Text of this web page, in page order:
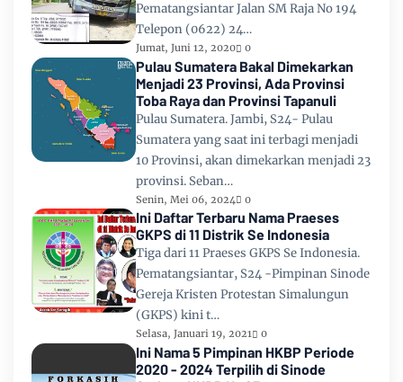
Pematangsiantar Jalan SM Raja No 194
Telepon (0622) 24…
Jumat, Juni 12, 2020 0
Pulau Sumatera Bakal Dimekarkan
Menjadi 23 Provinsi, Ada Provinsi
Toba Raya dan Provinsi Tapanuli
Pulau Sumatera. Jambi, S24- Pulau
Sumatera yang saat ini terbagi menjadi
10 Provinsi, akan dimekarkan menjadi 23
provinsi. Seban…
Senin, Mei 06, 2024 0
Ini Daftar Terbaru Nama Praeses
GKPS di 11 Distrik Se Indonesia
Tiga dari 11 Praeses GKPS Se Indonesia.
Pematangsiantar, S24 -Pimpinan Sinode
Gereja Kristen Protestan Simalungun
(GKPS) kini t…
Selasa, Januari 19, 2021 0
Ini Nama 5 Pimpinan HKBP Periode
2020 - 2024 Terpilih di Sinode